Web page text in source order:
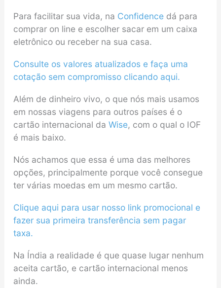
Para facilitar sua vida, na Confidence dá para
comprar on line e escolher sacar em um caixa
eletrônico ou receber na sua casa.
Consulte os valores atualizados e faça uma
cotação sem compromisso clicando aqui.
Além de dinheiro vivo, o que nós mais usamos
em nossas viagens para outros países é o
cartão internacional da Wise, com o qual o IOF
é mais baixo.
Nós achamos que essa é uma das melhores
opções, principalmente porque você consegue
ter várias moedas em um mesmo cartão.
Clique aqui para usar nosso link promocional e
fazer sua primeira transferência sem pagar
taxa.
Na Índia a realidade é que quase lugar nenhum
aceita cartão, e cartão internacional menos
ainda.